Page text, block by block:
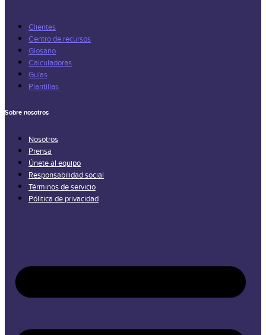
Clientes
Centro de recursos
Glosario
Calculadoras
Guías
Plantillas
Sobre nosotros
Nosotros
Prensa
Únete al equipo
Responsabilidad social
Términos de servicio
Pólitica de privacidad